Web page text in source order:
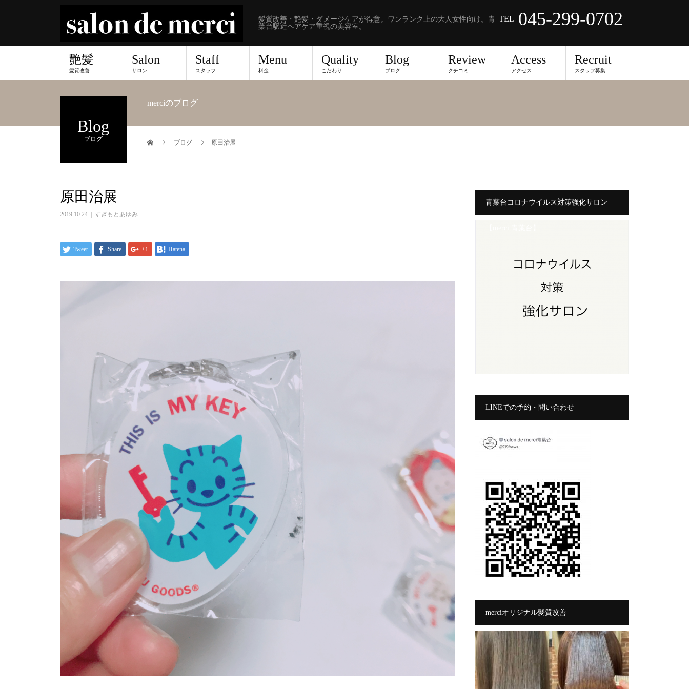
髪質改善・艶髪・ダメージケアが得意。ワンランク上の大人女性向け。青
葉台駅近ヘアケア重視の美容室。
TEL 045-299-0702
艶髪
髪質改善
Salon
サロン
Staff
スタッフ
Menu
料金
Quality
こだわり
Blog
ブログ
Review
クチコミ
Access
アクセス
Recruit
スタッフ募集
Blog
ブログ
merciのブログ
ブログ 原田治展
原田治展
2019.10.24 すぎもとあゆみ
Tweet Share +1 Hatena
青葉台コロナウイルス対策強化サロン
LINEでの予約・問い合わせ
merciオリジナル髪質改善